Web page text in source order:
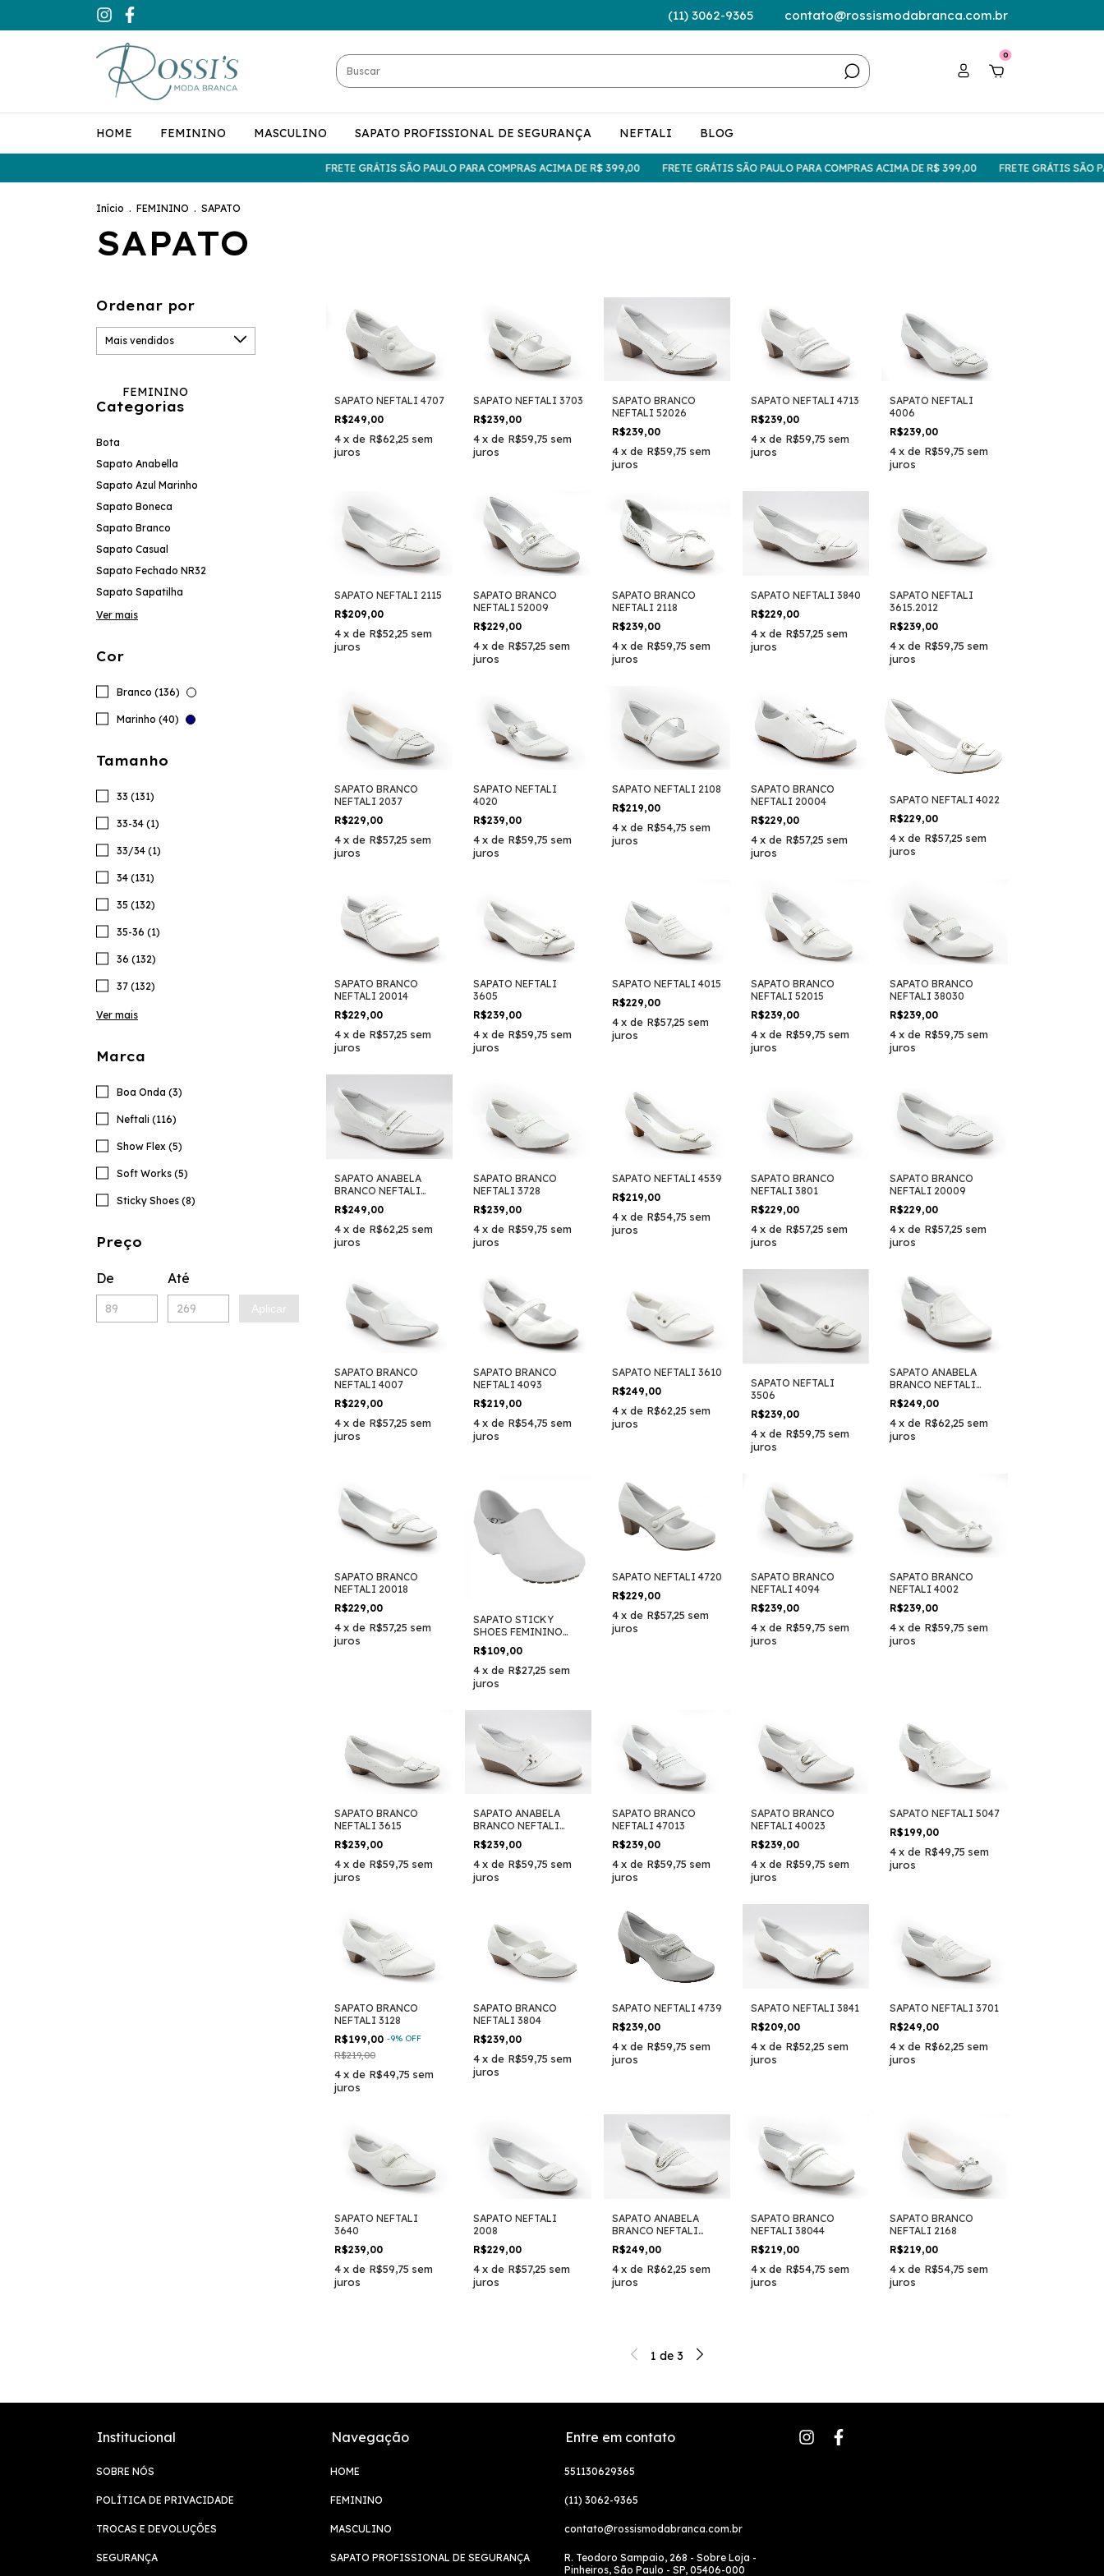
(11) 3062-9365 contato@rossismodabranca.com.br
0
HOME FEMININO MASCULINO SAPATO PROFISSIONAL DE SEGURANÇA NEFTALI BLOG
FRETE GRÁTIS SÃO PAULO PARA COMPRAS ACIMA DE R$ 399,00 FRETE GRÁTIS SÃO PAULO PARA COMPRAS ACIMA DE R$ 399,00 FRETE GRÁTIS SÃO PAULO
Início . FEMININO . SAPATO
SAPATO
Ordenar por
FEMININO
Categorias
Bota
Sapato Anabella
Sapato Azul Marinho
Sapato Boneca
Sapato Branco
Sapato Casual
Sapato Fechado NR32
Sapato Sapatilha
Ver mais
Cor
Branco (136)
Marinho (40)
Tamanho
33 (131)
33-34 (1)
33/34 (1)
34 (131)
35 (132)
35-36 (1)
36 (132)
37 (132)
Ver mais
Marca
Boa Onda (3)
Neftali (116)
Show Flex (5)
Soft Works (5)
Sticky Shoes (8)
Preço
De Até
Aplicar
SAPATO NEFTALI 4707
R$249,00
4x de R$62,25 sem
juros
SAPATO NEFTALI 3703
R$239,00
4x de R$59,75 sem
juros
SAPATO BRANCO
NEFTALI 52026
R$239,00
4x de R$59,75 sem
juros
SAPATO NEFTALI 4713
R$239,00
4x de R$59,75 sem
juros
SAPATO NEFTALI
4006
R$239,00
4x de R$59,75 sem
juros
SAPATO NEFTALI 2115
R$209,00
4x de R$52,25 sem
juros
SAPATO BRANCO
NEFTALI 52009
R$229,00
4x de R$57,25 sem
juros
SAPATO BRANCO
NEFTALI 2118
R$239,00
4x de R$59,75 sem
juros
SAPATO NEFTALI 3840
R$229,00
4x de R$57,25 sem
juros
SAPATO NEFTALI
3615.2012
R$239,00
4x de R$59,75 sem
juros
SAPATO BRANCO
NEFTALI 2037
R$229,00
4x de R$57,25 sem
juros
SAPATO NEFTALI
4020
R$239,00
4x de R$59,75 sem
juros
SAPATO NEFTALI 2108
R$219,00
4x de R$54,75 sem
juros
SAPATO BRANCO
NEFTALI 20004
R$229,00
4x de R$57,25 sem
juros
SAPATO NEFTALI 4022
R$229,00
4x de R$57,25 sem
juros
SAPATO BRANCO
NEFTALI 20014
R$229,00
4x de R$57,25 sem
juros
SAPATO NEFTALI
3605
R$239,00
4x de R$59,75 sem
juros
SAPATO NEFTALI 4015
R$229,00
4x de R$57,25 sem
juros
SAPATO BRANCO
NEFTALI 52015
R$239,00
4x de R$59,75 sem
juros
SAPATO BRANCO
NEFTALI 38030
R$239,00
4x de R$59,75 sem
juros
SAPATO ANABELA
BRANCO NEFTALI
39504
R$249,00
4x de R$62,25 sem
juros
SAPATO BRANCO
NEFTALI 3728
R$239,00
4x de R$59,75 sem
juros
SAPATO NEFTALI 4539
R$219,00
4x de R$54,75 sem
juros
SAPATO BRANCO
NEFTALI 3801
R$229,00
4x de R$57,25 sem
juros
SAPATO BRANCO
NEFTALI 20009
R$229,00
4x de R$57,25 sem
juros
SAPATO BRANCO
NEFTALI 4007
R$229,00
4x de R$57,25 sem
juros
SAPATO BRANCO
NEFTALI 4093
R$219,00
4x de R$54,75 sem
juros
SAPATO NEFTALI 3610
R$249,00
4x de R$62,25 sem
juros
SAPATO NEFTALI
3506
R$239,00
4x de R$59,75 sem
juros
SAPATO ANABELA
BRANCO NEFTALI
35001
R$249,00
4x de R$62,25 sem
juros
SAPATO BRANCO
NEFTALI 20018
R$229,00
4x de R$57,25 sem
juros
SAPATO STICKY
SHOES FEMININO
ANTIDERRAPANTE
R$109,00
4x de R$27,25 sem
juros
SAPATO NEFTALI 4720
R$229,00
4x de R$57,25 sem
juros
SAPATO BRANCO
NEFTALI 4094
R$239,00
4x de R$59,75 sem
juros
SAPATO BRANCO
NEFTALI 4002
R$239,00
4x de R$59,75 sem
juros
SAPATO BRANCO
NEFTALI 3615
R$239,00
4x de R$59,75 sem
juros
SAPATO ANABELA
BRANCO NEFTALI
35008
R$239,00
4x de R$59,75 sem
juros
SAPATO BRANCO
NEFTALI 47013
R$239,00
4x de R$59,75 sem
juros
SAPATO BRANCO
NEFTALI 40023
R$239,00
4x de R$59,75 sem
juros
SAPATO NEFTALI 5047
R$199,00
4x de R$49,75 sem
juros
SAPATO BRANCO
NEFTALI 3128
R$199,00 -9% OFF
R$219,00
4x de R$49,75 sem
juros
SAPATO BRANCO
NEFTALI 3804
R$239,00
4x de R$59,75 sem
juros
SAPATO NEFTALI 4739
R$239,00
4x de R$59,75 sem
juros
SAPATO NEFTALI 3841
R$209,00
4x de R$52,25 sem
juros
SAPATO NEFTALI 3701
R$249,00
4x de R$62,25 sem
juros
SAPATO NEFTALI
3640
R$239,00
4x de R$59,75 sem
juros
SAPATO NEFTALI
2008
R$229,00
4x de R$57,25 sem
juros
SAPATO ANABELA
BRANCO NEFTALI
39501
R$249,00
4x de R$62,25 sem
juros
SAPATO BRANCO
NEFTALI 38044
R$219,00
4x de R$54,75 sem
juros
SAPATO BRANCO
NEFTALI 2168
R$219,00
4x de R$54,75 sem
juros
1 de 3
Institucional
SOBRE NÓS
POLÍTICA DE PRIVACIDADE
TROCAS E DEVOLUÇÕES
SEGURANÇA
Navegação
HOME
FEMININO
MASCULINO
SAPATO PROFISSIONAL DE SEGURANÇA
Entre em contato
551130629365
(11) 3062-9365
contato@rossismodabranca.com.br
R. Teodoro Sampaio, 268 - Sobre Loja -
Pinheiros, São Paulo - SP, 05406-000